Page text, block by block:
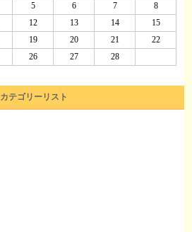
5 6 7
8
12 13 14
15
19 20 21
22
26 27 28
カテゴリーリスト